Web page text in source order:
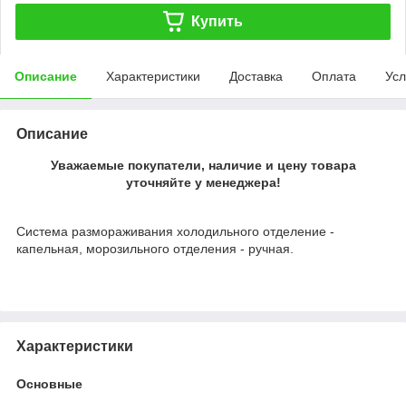
Купить
Описание Характеристики Доставка Оплата
Описание
Уважаемые покупатели, наличие и цену товара
уточняйте у менеджера!
Система размораживания холодильного отделение -
капельная, морозильного отделения - ручная.
Характеристики
Основные